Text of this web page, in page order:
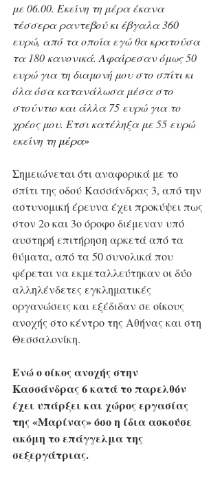
με 06.00. Εκείνη τη μέρα έκανα
τέσσερα ραντεβού κι έβγαλα 360
ευρώ, από τα οποία εγώ θα κρατούσα
τα 180 κανονικά. Αφαίρεσαν όμως 50
ευρώ για τη διαμονή μου στο σπίτι κι
όλα όσα κατανάλωσα μέσα στο
στούντιο και άλλα 75 ευρώ για το
χρέος μου. Ετσι κατέληξα με 55 ευρώ
εκείνη τη μέρα»
Σημειώνεται ότι αναφορικά με το
σπίτι της οδού Κασσάνδρας 3, από την
αστυνομική έρευνα έχει προκύψει πως
στον 2ο και 3ο όροφο διέμεναν υπό
αυστηρή επιτήρηση αρκετά από τα
θύματα, από τα 50 συνολικά που
φέρεται να εκμεταλλεύτηκαν οι δύο
αλληλένδετες εγκληματικές
οργανώσεις και εξέδιδαν σε οίκους
ανοχής στο κέντρο της Αθήνας και στη
Θεσσαλονίκη.
Ενώ ο οίκος ανοχής στην
Κασσάνδρας 6 κατά το παρελθόν
έχει υπάρξει και χώρος εργασίας
της «Μαρίνας» όσο η ίδια ασκούσε
ακόμη το επάγγελμα της
σεξεργάτριας.